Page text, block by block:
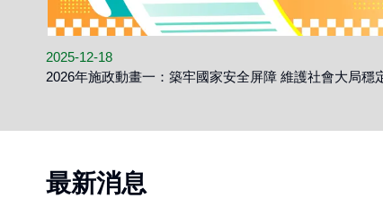
2025-12-18
2026年施政動畫一：築牢國家安全屏障 維護社會大局穩
最新消息